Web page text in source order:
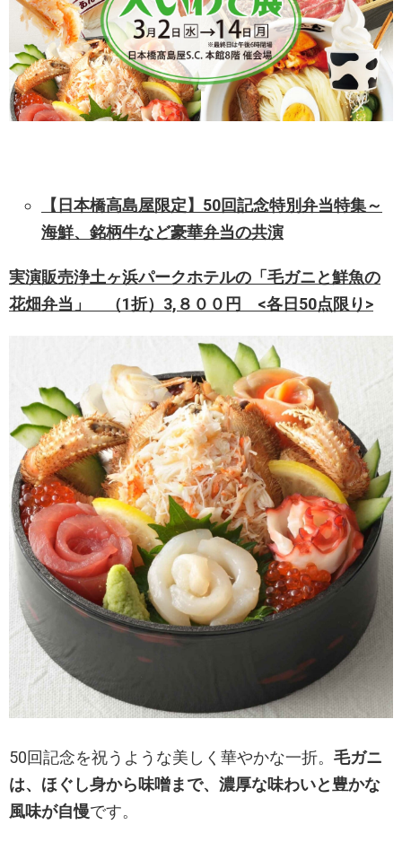
【日本橋高島屋限定】50回記念特別弁当特集～
海鮮、銘柄牛など豪華弁当の共演
実演販売浄土ヶ浜パークホテルの「毛ガニと鮮魚の
花畑弁当」 （1折）3,８００円 <各日50点限り>
50回記念を祝うような美しく華やかな一折。 毛ガニ
は、ほぐし身から味噌まで、濃厚な味わいと豊かな
風味が自慢です。